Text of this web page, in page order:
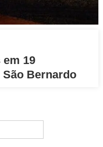
em 19
Bernardo
por: